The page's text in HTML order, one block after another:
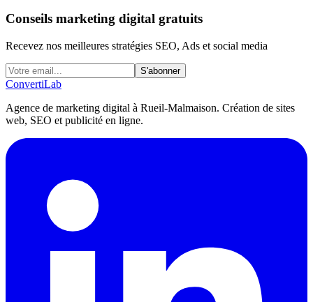
Conseils marketing digital gratuits
Recevez nos meilleures stratégies SEO, Ads et social media
S'abonner
ConvertiLab
Agence de marketing digital à Rueil-Malmaison. Création de sites
web, SEO et publicité en ligne.